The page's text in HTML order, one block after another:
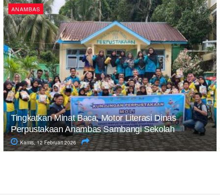
ANAMBAS
Tingkatkan Minat Baca, Motor Literasi Dinas
Perpustakaan Anambas Sambangi Sekolah
Kamis, 12 Februari 2026